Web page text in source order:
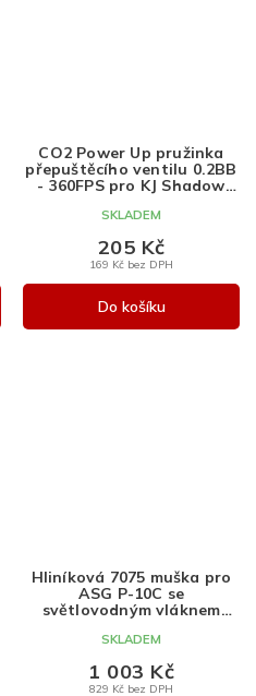
CO2 Power Up pružinka
přepuštěcího ventilu 0.2BB
- 360FPS pro KJ Shadow
SKLADEM
169 Kč bez DPH
205 Kč
Do košíku
Hliníková 7075 muška pro
ASG P-10C se
světlovodným vláknem
SKLADEM
829 Kč bez DPH
1 003 Kč